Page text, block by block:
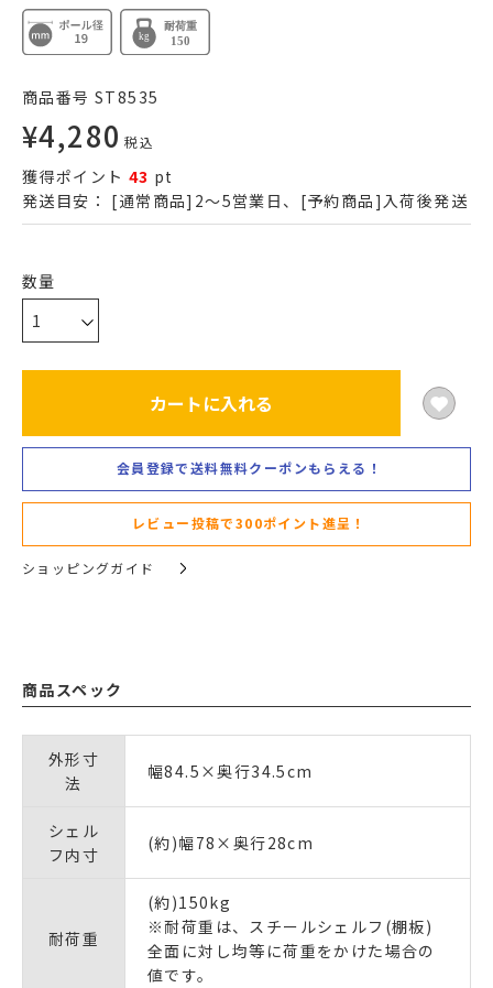
商品番号 ST8535
¥4,280 税込
獲得ポイント 43 pt
発送目安： [通常商品]2～5営業日、[予約商品]入荷後発送
カートに入れる
会員登録で送料無料クーポンもらえる！
レビュー投稿で300ポイント進呈！
ショッピングガイド
商品スペック
外形寸
法
幅84.5×奥行34.5cm
シェル
フ内寸
(約)幅78×奥行28cm
耐荷重
(約)150kg
※耐荷重は、スチールシェルフ(棚板)
全面に対し均等に荷重をかけた場合の
値です。